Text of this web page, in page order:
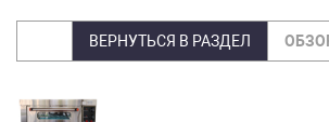
ВЕРНУТЬСЯ В РАЗДЕЛ